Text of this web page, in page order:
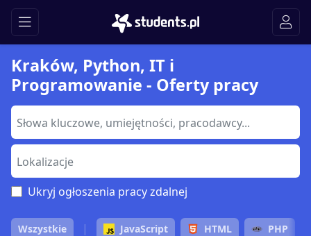
Kraków, Python, IT i
Programowanie - Oferty pracy
Ukryj ogłoszenia pracy zdalnej
Wszystkie JavaScript HTML PHP